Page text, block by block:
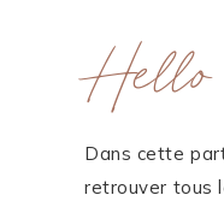
Dans cette
retrouver tous